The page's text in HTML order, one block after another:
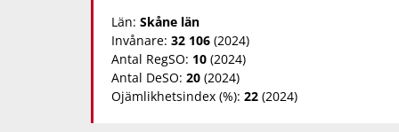
Län: Skåne län
Invånare: 32 106 (2024)
Antal RegSO: 10 (2024)
Antal DeSO: 20 (2024)
Ojämlikhetsindex (%): 22 (2024)